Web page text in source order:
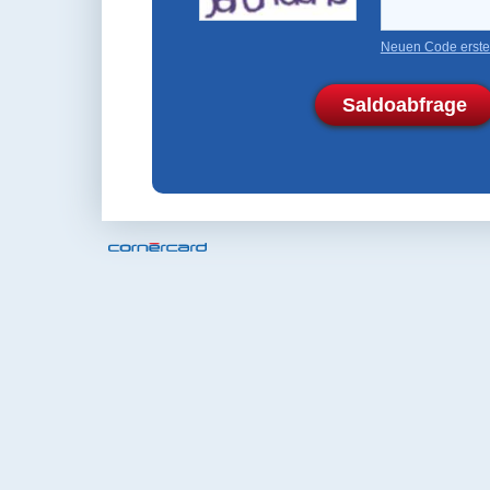
Neuen Code
Saldoabfrage